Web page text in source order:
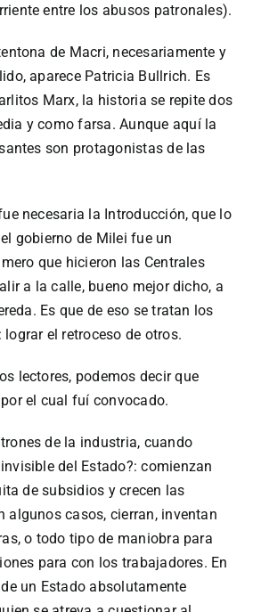
entre los abusos patronales).
de Macri, necesariamente y
aparece Patricia Bullrich. Es
Marx, la historia se repite dos
y como farsa. Aunque aquí la
son protagonistas de las
necesaria la Introducción, que lo
gobierno de Milei fue un
que hicieron las Centrales
a la calle, bueno mejor dicho, a
Es que de eso se tratan los
el retroceso de otros.
lectores, podemos decir que
el cual fuí convocado.
de la industria, cuando
del Estado?: comienzan
de subsidios y crecen las
algunos casos, cierran, inventan
o todo tipo de maniobra para
para con los trabajadores. En
un Estado absolutamente